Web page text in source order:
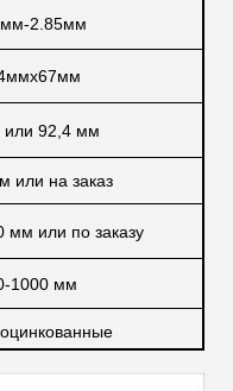
2.85мм
92,4 мм
или на заказ
мм или по заказу
1000 мм